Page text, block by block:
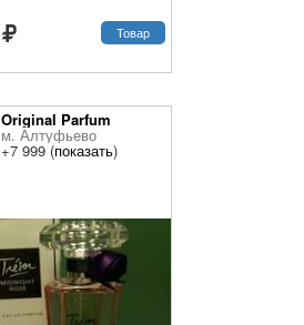
Товар
Original Parfum
м. Алтуфьево
+7 999 (показать)